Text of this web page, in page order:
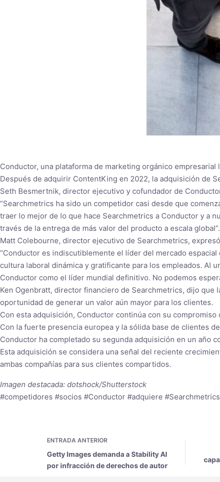
Conductor, una plataforma de marketing orgánico
Después de adquirir ContentKing en 2022, la adquisición de
Seth Besmertnik, director ejecutivo y cofundador de
“Searchmetrics ha sido un competidor casi desde que
traer lo mejor de lo que hace Searchmetrics a Conductor y a
través de la entrega de más valor del producto a escala global”.
Matt Colebourne, director ejecutivo de Searchmetrics,
“Conductor es indiscutiblemente el líder del mercado
cultura laboral dinámica y gratificante para los empleados. Al
Conductor como el líder mundial definitivo. No podemos
Ken Ogenbratt, director financiero de Searchmetrics, dijo que
oportunidad de generar un valor aún mayor para los clientes.
Con esta adquisición, Conductor continúa con su
Con la fuerte presencia europea y la sólida base de clientes
Conductor ha completado su segunda adquisición en un año
Esta adquisición se considera una señal del reciente
ambas compañías para sus clientes compartidos.
Imagen destacada: dotshock/Shutterstock
#competidores #socios #Conductor #adquiere #Searchmetrics
ENTRADA ANTERIOR
Getty Images demanda a Stability AI
por infracción de derechos de autor